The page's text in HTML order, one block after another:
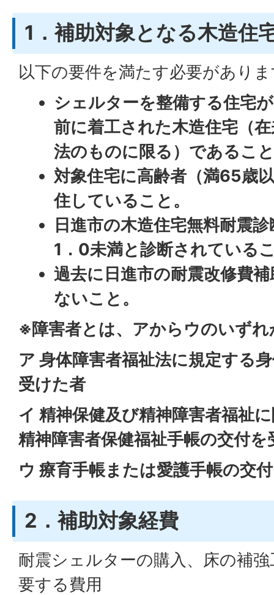
1．補助対象となる木造住
以下の要件を満たす必要があり
シェルターを整備する住宅
前に着工された木造住宅（
法のものに限る）であるこ
対象住宅に高齢者（満65歳
住していること。
日進市の木造住宅無料耐震
1．0未満と診断されている
過去に日進市の耐震改修費
ないこと。
※障害者とは、アからウのいず
ア 身体障害者福祉法に規定する
受けた者
イ 精神保健及び精神障害者福祉
精神障害者保健福祉手帳の交付を
ウ 療育手帳または愛護手帳の交
2．補助対象経費
耐震シェルターの購入、床の補
要する費用